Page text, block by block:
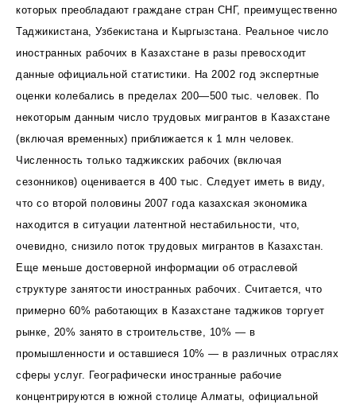
которых преобладают граждане стран СНГ, преимущественно
Таджикистана, Узбекистана и Кыргызстана. Реальное число
иностранных рабочих в Казахстане в разы превосходит
данные официальной статистики. На 2002 год экспертные
оценки колебались в пределах 200—500 тыс. человек. По
некоторым данным число трудовых мигрантов в Казахстане
(включая временных) приближается к 1 млн человек.
Численность только таджикских рабочих (включая
сезонников) оценивается в 400 тыс. Следует иметь в виду,
что со второй половины 2007 года казахская экономика
находится в ситуации латентной нестабильности, что,
очевидно, снизило поток трудовых мигрантов в Казахстан.
Еще меньше достоверной информации об отраслевой
структуре занятости иностранных рабочих. Считается, что
примерно 60% работающих в Казахстане таджиков торгует
рынке, 20% занято в строительстве, 10% — в
промышленности и оставшиеся 10% — в различных отраслях
сферы услуг. Географически иностранные рабочие
концентрируются в южной столице Алматы, официальной